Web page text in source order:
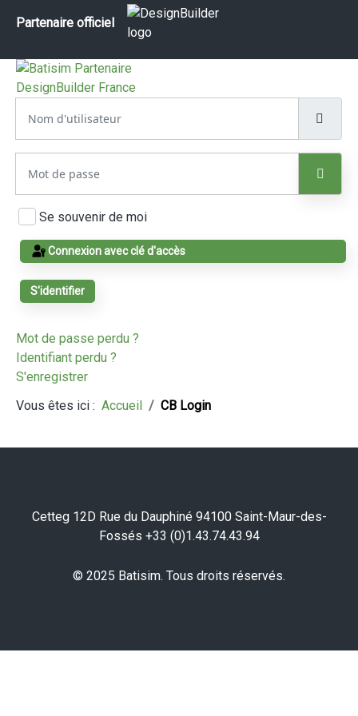
Partenaire officiel
Se souvenir de moi
Connexion avec clé d'accès
S'identifier
Mot de passe perdu ?
Identifiant perdu ?
S'enregistrer
Vous êtes ici : Accueil CB Login
Cetteg 12D Rue du Dauphiné 94100 Saint-Maur-des-
Fossés +33 (0)1.43.74.43.94
© 2025 Batisim. Tous droits réservés.